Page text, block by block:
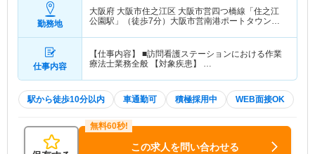
勤務地
大阪府 大阪市住之江区 大阪市営四つ橋線「住之江
公園駅」（徒歩7分）大阪市営南港ポートタウン線
仕事内容
【仕事内容】 ■訪問看護ステーションにおける作業
療法士業務全般 【対象疾患】 …
駅から徒歩10分以内 車通勤可 積極採用中 WEB面接OK
この求人を問い合わせる